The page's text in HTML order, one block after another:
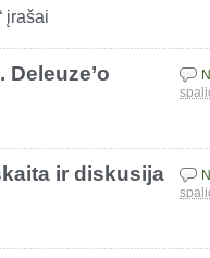
įrašai
ir diskusija